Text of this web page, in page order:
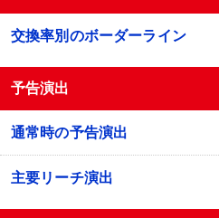
交換率別のボーダーライン
予告演出
通常時の予告演出
主要リーチ演出